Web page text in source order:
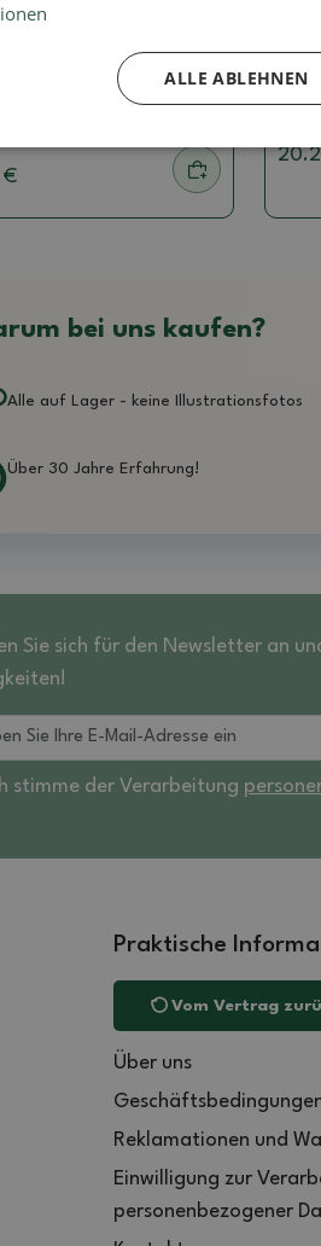
€
bei uns kaufen?
Alle auf Lager - keine Illustrationsfotos
Über 30 Jahre Erfahrung!
Sie sich für den Newsletter an
stimme der Verarbeitung
Praktische
Vom Vertrag
Über uns
Reklamationen und
Einwilligung zur
personenbezogener
ALLE ABLEHNEN